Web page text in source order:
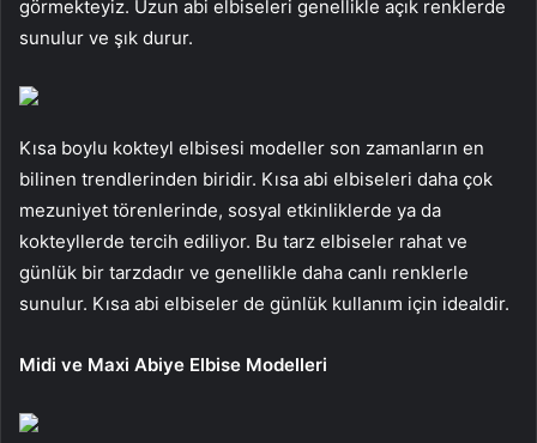
görmekteyiz. Uzun abi elbiseleri genellikle açık renklerde
sunulur ve şık durur.
Kısa boylu kokteyl elbisesi modeller son zamanların en
bilinen trendlerinden biridir. Kısa abi elbiseleri daha çok
mezuniyet törenlerinde, sosyal etkinliklerde ya da
kokteyllerde tercih ediliyor. Bu tarz elbiseler rahat ve
günlük bir tarzdadır ve genellikle daha canlı renklerle
sunulur. Kısa abi elbiseler de günlük kullanım için idealdir.
Midi ve Maxi Abiye Elbise Modelleri